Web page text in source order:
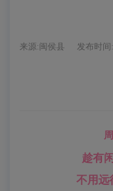
来源:闽侯县 发布时间
趁有
不用远